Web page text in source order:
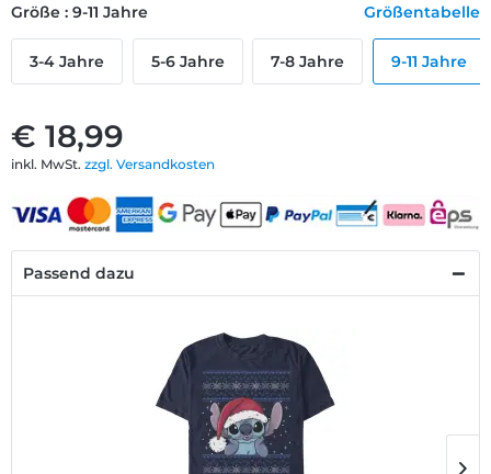
€ 18,99
inkl. MwSt. zzgl. Versandkosten
Größe : 9-11 Jahre Größentabelle
3-4 Jahre 5-6 Jahre 7-8 Jahre 9-11 Jahre
Passend dazu